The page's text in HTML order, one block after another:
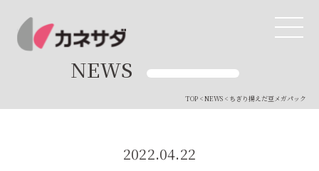
TOP
生産体制
NEWS
TOP<NEWS< ちぎり揚えだ豆メガパック
2022.04.22